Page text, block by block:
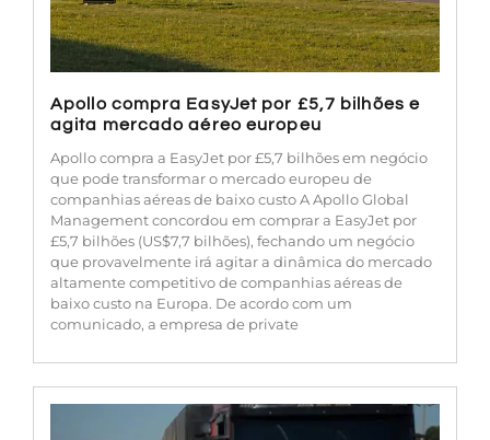
Apollo compra EasyJet por £5,7 bilhões e
agita mercado aéreo europeu
Apollo compra a EasyJet por £5,7 bilhões em negócio
que pode transformar o mercado europeu de
companhias aéreas de baixo custo A Apollo Global
Management concordou em comprar a EasyJet por
£5,7 bilhões (US$7,7 bilhões), fechando um negócio
que provavelmente irá agitar a dinâmica do mercado
altamente competitivo de companhias aéreas de
baixo custo na Europa. De acordo com um
comunicado, a empresa de private